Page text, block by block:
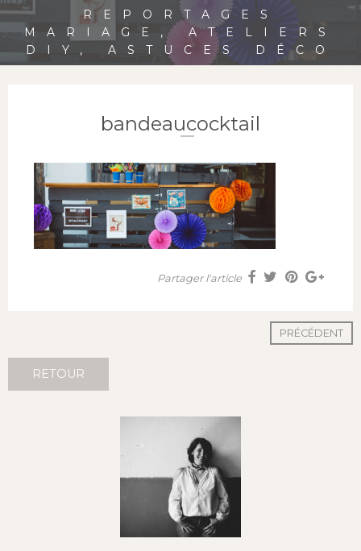
REPORTAGES
MARIAGE, ATELIERS
DIY, ASTUCES DÉCO
bandeaucocktail
Partager l'article
PRÉCÉDENT
RETOUR